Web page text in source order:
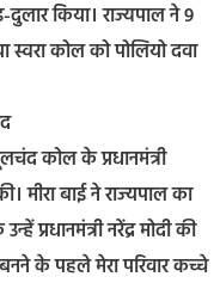
दुलार किया। राज्यपाल ने 9
कोल को पोलियो दवा
कोल के प्रधानमंत्री
मीरा बाई ने राज्‍यपाल का
प्रधानमंत्री नरेंद्र मोदी की
के पहले मेरा परिवार कच्चे